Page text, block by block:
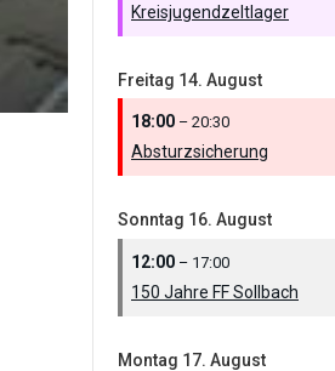
Kreisjugendzeltlager
Freitag 14. August
18:00 – 20:30
Absturzsicherung
Sonntag 16. August
12:00 – 17:00
150 Jahre FF Sollbach
Montag 17. August